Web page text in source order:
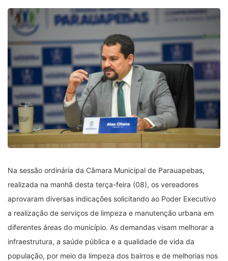
Na sessão ordinária da Câmara Municipal de Parauapebas,
realizada na manhã desta terça-feira (08), os vereadores
aprovaram diversas indicações solicitando ao Poder Executivo
a realização de serviços de limpeza e manutenção urbana em
diferentes áreas do município. As demandas visam melhorar a
infraestrutura, a saúde pública e a qualidade de vida da
população, por meio da limpeza dos bairros e de melhorias nos